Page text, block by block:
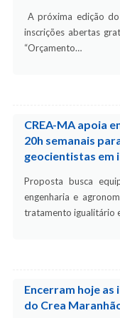
A próxima edição
inscrições abertas
“Orçamento…
CREA-MA apoia
20h semanais
geocientistas em
Proposta busca
engenharia e
tratamento igualitário
Encerram hoje
do Crea